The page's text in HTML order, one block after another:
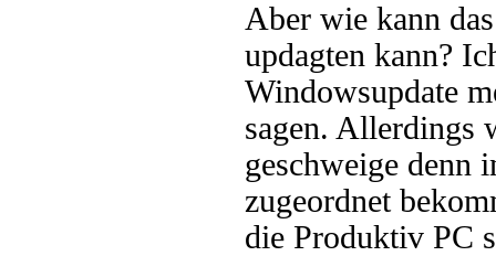
Aber wie kann
updagten kann?
Windowsupdate
sagen. Allerdings
geschweige denn
zugeordnet
die Produktiv PC